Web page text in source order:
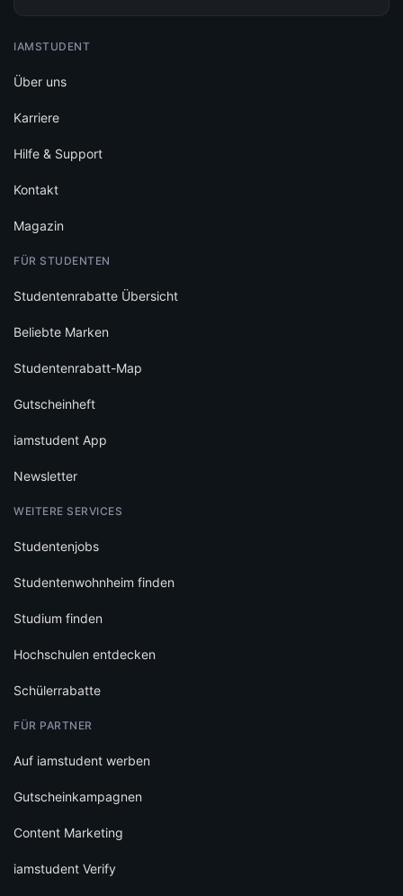
IAMSTUDENT
Über uns
Karriere
Hilfe & Support
Kontakt
Magazin
FÜR STUDENTEN
Studentenrabatte Übersicht
Beliebte Marken
Studentenrabatt-Map
Gutscheinheft
iamstudent App
Newsletter
WEITERE SERVICES
Studentenjobs
Studentenwohnheim finden
Studium finden
Hochschulen entdecken
Schülerrabatte
FÜR PARTNER
Auf iamstudent werben
Gutscheinkampagnen
Content Marketing
iamstudent Verify